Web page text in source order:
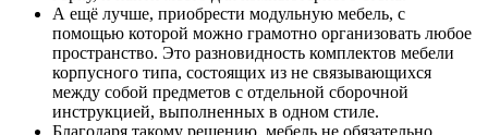
А ещё лучше, приобрести модульную мебель, с
помощью которой можно грамотно организовать любое
пространство. Это разновидность комплектов мебели
корпусного типа, состоящих из не связывающихся
между собой предметов с отдельной сборочной
инструкцией, выполненных в одном стиле.
Благодаря такому решению, мебель не обязательно